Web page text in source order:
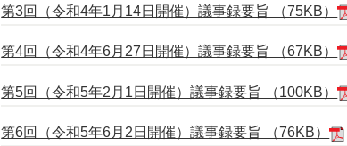
第3回（令和4年1月14日開催）議事録要旨 （75KB）
第4回（令和4年6月27日開催）議事録要旨 （67KB）
第5回（令和5年2月1日開催）議事録要旨 （100KB）
第6回（令和5年6月2日開催）議事録要旨 （76KB）